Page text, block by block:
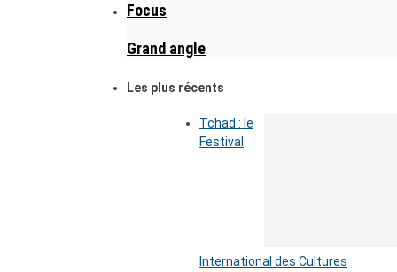
Focus
Grand angle
Les plus récents
Tchad : le
Festival
International des Cultures